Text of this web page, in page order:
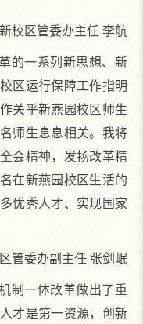
校区管委办主任 李航
的一系列新思想、新
区运行保障工作指明
关乎新燕园校区师生
师生息息相关。我将
会精神，发扬改革精
在新燕园校区生活的
优秀人才、实现国家
管委办副主任 张剑岷
制一体改革做出了重
才是第一资源，创新